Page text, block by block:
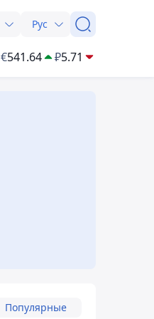
Рус
€541.64 ₽5.71
Популярные